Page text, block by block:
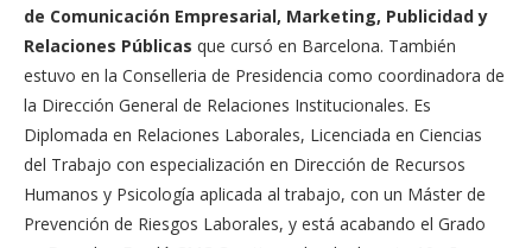
de Comunicación Empresarial, Marketing, Publicidad y
Relaciones Públicas que cursó en Barcelona. También
estuvo en la Conselleria de Presidencia como coordinadora de
la Dirección General de Relaciones Institucionales. Es
Diplomada en Relaciones Laborales, Licenciada en Ciencias
del Trabajo con especialización en Dirección de Recursos
Humanos y Psicología aplicada al trabajo, con un Máster de
Prevención de Riesgos Laborales, y está acabando el Grado